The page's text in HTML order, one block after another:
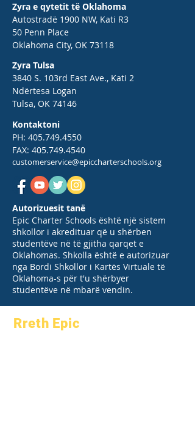
Zyra e qytetit të Oklahoma
Autostradë 1900 NW, Kati R3
50 Penn Place
Oklahoma City, OK 73118
Zyra Tulsa
3840 S. 103rd East Ave., Kati 2
Ndërtesa Logan
Tulsa, OK 74146
Kontaktoni
PH: 405.749.4550
FAX: 405.749.4540
customerservice@epiccharterschools.org
Autorizuesit tanë
Epic Charter Schools është një sistem
shkollor i akredituar që u shërben
studentëve në të gjitha qarqet e
Oklahomas. Shkolla është e autorizuar
nga Bordi Shkollor i Kartës Virtuale të
Oklahoma-s për t'u shërbyer
studentëve në mbarë vendin.
Rreth Epic